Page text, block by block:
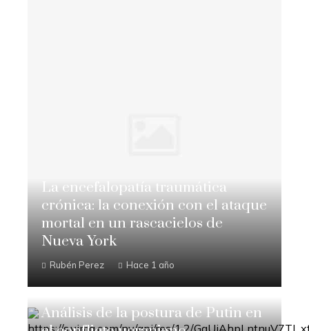
La encefalopatía traumática
crónica: la conexión con el ataque
mortal en un rascacielos de
Nueva York
Rubén Perez Hace 1 año
Análisis de la postura de Putin en